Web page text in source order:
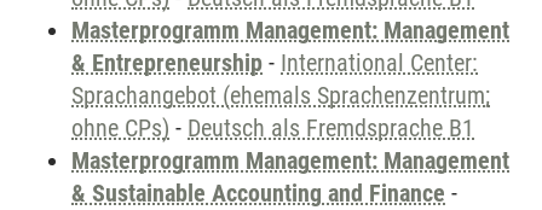
Masterprogramm Management: Management
& Entrepreneurship - International Center:
Sprachangebot (ehemals Sprachenzentrum;
ohne CPs) - Deutsch als Fremdsprache B1
Masterprogramm Management: Management
& Sustainable Accounting and Finance -